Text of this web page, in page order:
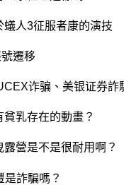
蟻人3征服者康的演技
遷移
诈骗、美银证券詐
乳存在的動畫？
營是不是很耐用啊？
是詐騙嗎？